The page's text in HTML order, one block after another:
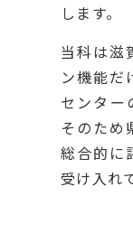
します。
当科は滋
ン機能だ
センター
そのため
総合的に
受け入れ